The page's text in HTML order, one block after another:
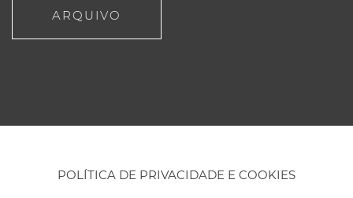
ARQUIVO
POLÍTICA DE PRIVACIDADE E COOKIES